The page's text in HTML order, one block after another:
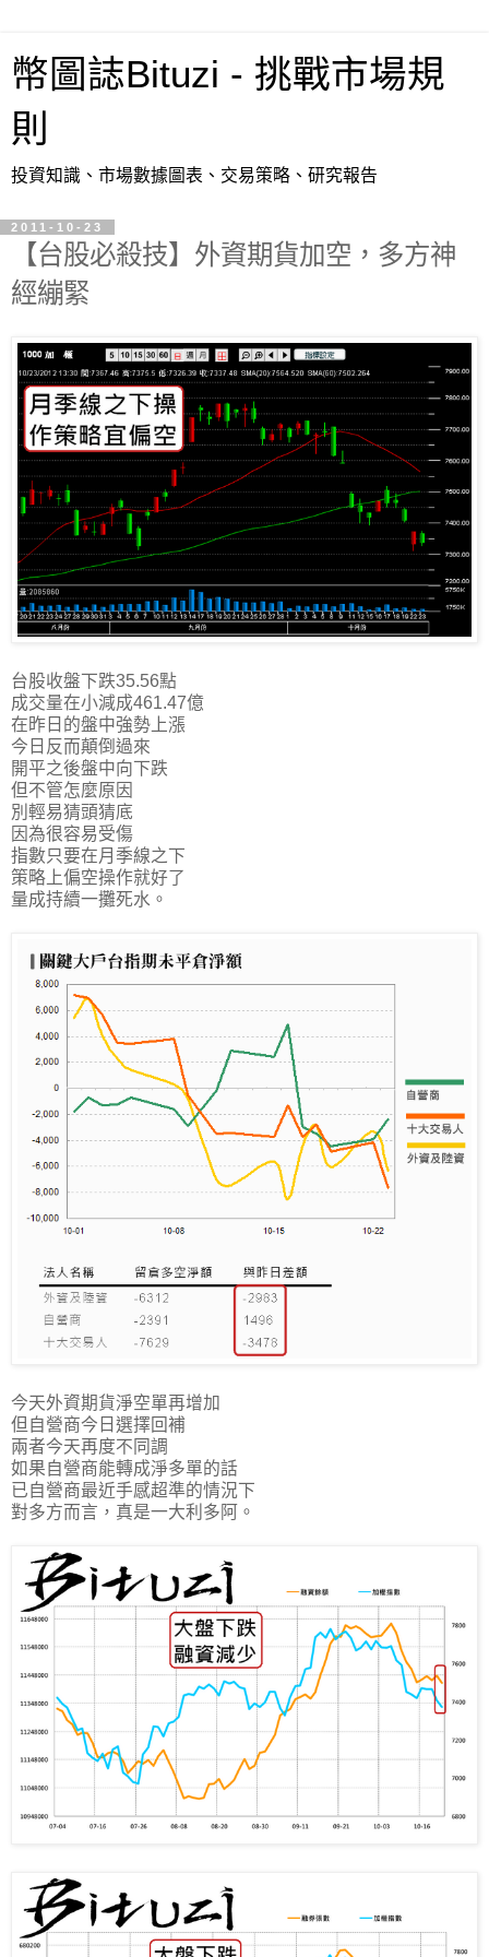
幣圖誌Bituzi - 挑戰市場規
則
投資知識、市場數據圖表、交易策略、研究報告
2011-10-23
【台股必殺技】外資期貨加空，多方神
經繃緊
台股收盤下跌35.56點
成交量在小減成461.47億
在昨日的盤中強勢上漲
今日反而顛倒過來
開平之後盤中向下跌
但不管怎麼原因
別輕易猜頭猜底
因為很容易受傷
指數只要在月季線之下
策略上偏空操作就好了
量成持續一攤死水。
今天外資期貨淨空單再增加
但自營商今日選擇回補
兩者今天再度不同調
如果自營商能轉成淨多單的話
已自營商最近手感超準的情況下
對多方而言，真是一大利多阿。